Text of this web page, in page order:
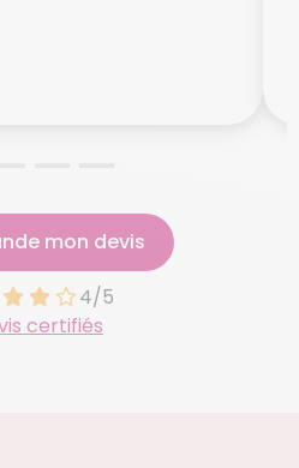
mon devis
4/5
certifiés